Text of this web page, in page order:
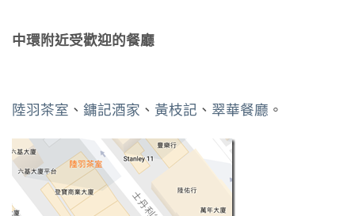
中環附近受歡迎的餐廳
陸羽茶室 、 鏞記酒家 、 黃枝記 、 翠華餐廳 。